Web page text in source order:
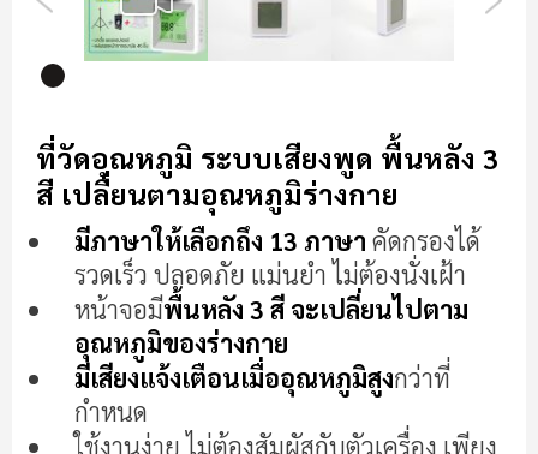
ไป
ที่
ส่วน
ต้น
แกล
รูปภาพ
ที่วัดอุณหภูมิ ระบบเสียงพูด พื้นหลัง 3
สี เปลี่ยนตามอุณหภูมิร่างกาย
มีภาษาให้เลือกถึง 13 ภาษา คัดกรองได้
รวดเร็ว ปลอดภัย แม่นยำ ไม่ต้องนั่งเฝ้า
หน้าจอมีพื้นหลัง 3 สี จะเปลี่ยนไปตาม
อุณหภูมิของร่างกาย
มีเสียงแจ้งเตือนเมื่ออุณหภูมิสูงกว่าที่
กำหนด
ใช้งานง่าย ไม่ต้องสัมผัสกับตัวเครื่อง เพียง